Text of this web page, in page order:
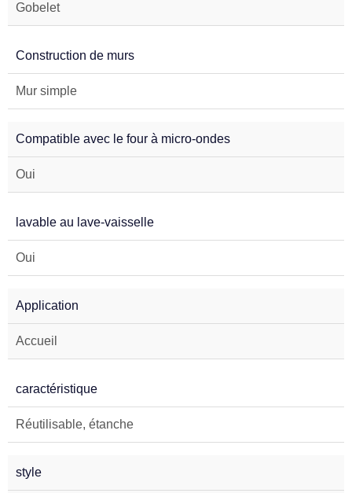
Gobelet
Construction de murs
Mur simple
Compatible avec le four à micro-ondes
Oui
lavable au lave-vaisselle
Oui
Application
Accueil
caractéristique
Réutilisable, étanche
style